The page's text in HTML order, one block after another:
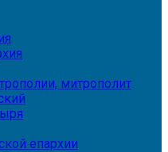
митрополит
епархии